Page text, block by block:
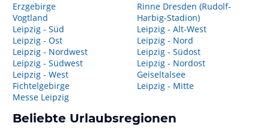
Erzgebirge
Vogtland
Leipzig - Süd
Leipzig - Ost
Leipzig - Nordwest
Leipzig - Südwest
Leipzig - West
Fichtelgebirge
Messe Leipzig
Rinne Dresden (Rudolf-
Harbig-Stadion)
Leipzig - Alt-West
Leipzig - Nord
Leipzig - Südost
Leipzig - Nordost
Geiseltalsee
Leipzig - Mitte
Beliebte Urlaubsregionen